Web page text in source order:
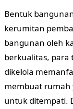
Bentuk
kerumitan
bangunan oleh
berkualitas, para
dikelola
membuat rumah
untuk ditempati.